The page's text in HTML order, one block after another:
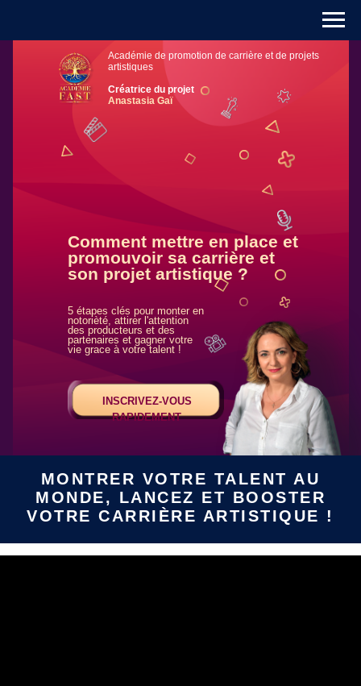
Comment mettre en place et
promouvoir sa carrière et
son projet artistique ?
Académie de promotion de carrière et de projets
artistiques
Créatrice du projet
Anastasia Gaï
INSCRIVEZ-VOUS
RAPIDEMENT
5 étapes clés pour monter en
notorièté, attirer l'attention
des producteurs et des
partenaires et gagner votre
vie grace à votre talent !
MONTRER VOTRE TALENT AU
MONDE, LANCEZ ET BOOSTER
VOTRE CARRIÈRE ARTISTIQUE !